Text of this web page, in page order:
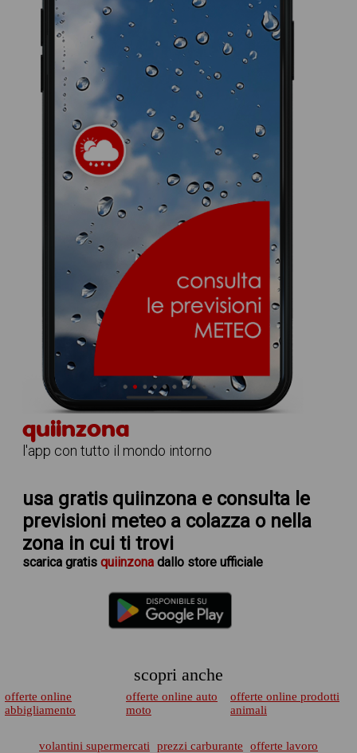
quiinzona
l'app con tutto il mondo intorno
usa gratis quiinzona e consulta le
previsioni meteo a colazzao nella
zona in cui ti trovi
scarica gratis quiinzonadallo store ufficiale
scopri anche
offerte online
abbigliamento
offerte online auto
moto
offerte online prodotti
animali
volantini supermercati prezzi carburante
offerte lavoro